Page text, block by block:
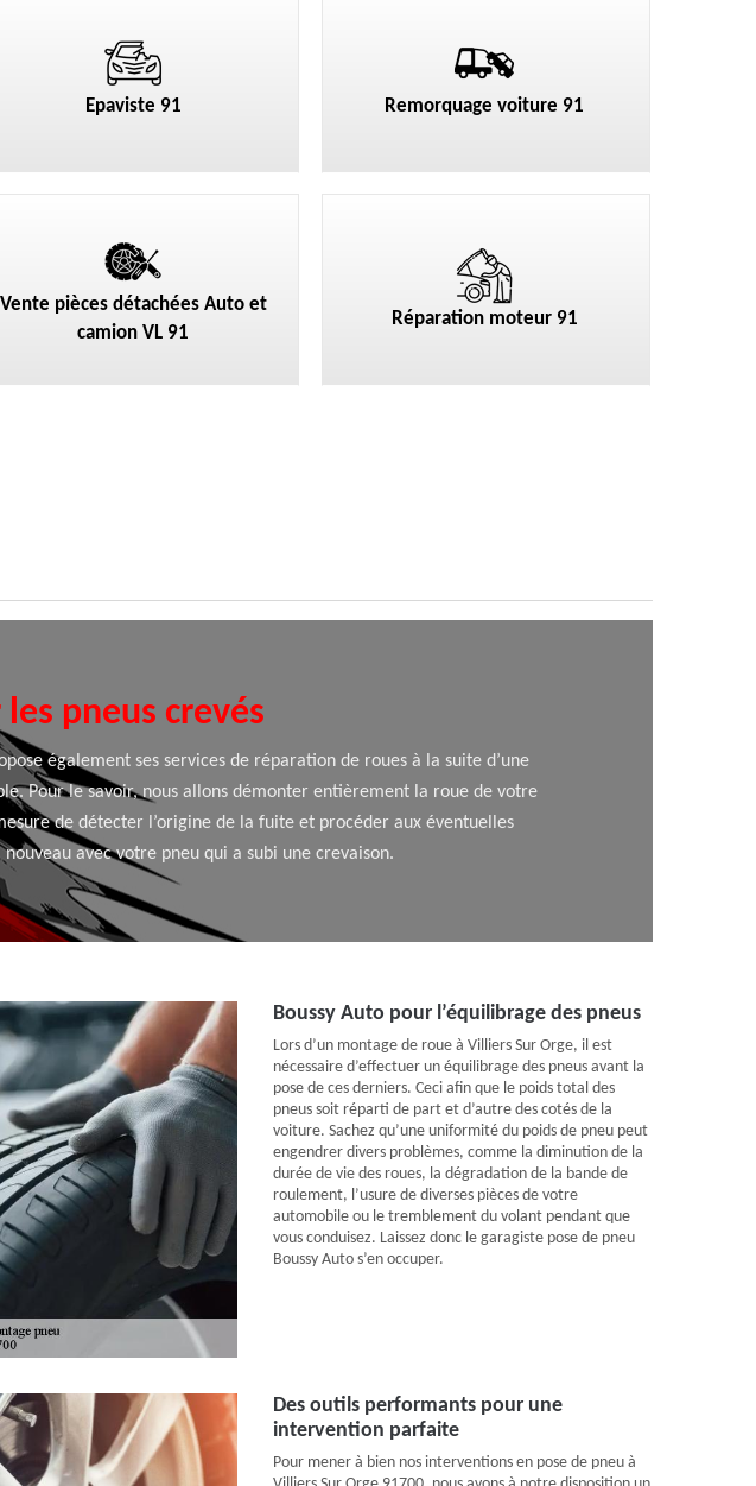
Epaviste 91 Remorquage voiture 91
Vente pièces détachées Auto et
camion VL 91
Réparation moteur 91
pneus crevés
également ses services de réparation de roues à la suite d’une
Pour le savoir, nous allons démonter entièrement la roue de votre
de détecter l’origine de la fuite et procéder aux éventuelles
avec votre pneu qui a subi une crevaison.
Boussy Auto pour l’équilibrage des pneus
Lors d’un montage de roue à Villiers Sur Orge, il est
nécessaire d’effectuer un équilibrage des pneus avant la
pose de ces derniers. Ceci afin que le poids total des
pneus soit réparti de part et d’autre des cotés de la
voiture. Sachez qu’une uniformité du poids de pneu peut
engendrer divers problèmes, comme la diminution de la
durée de vie des roues, la dégradation de la bande de
roulement, l’usure de diverses pièces de votre
automobile ou le tremblement du volant pendant que
vous conduisez. Laissez donc le garagiste pose de pneu
Boussy Auto s’en occuper.
Des outils performants pour une
intervention parfaite
Pour mener à bien nos interventions en pose de pneu à